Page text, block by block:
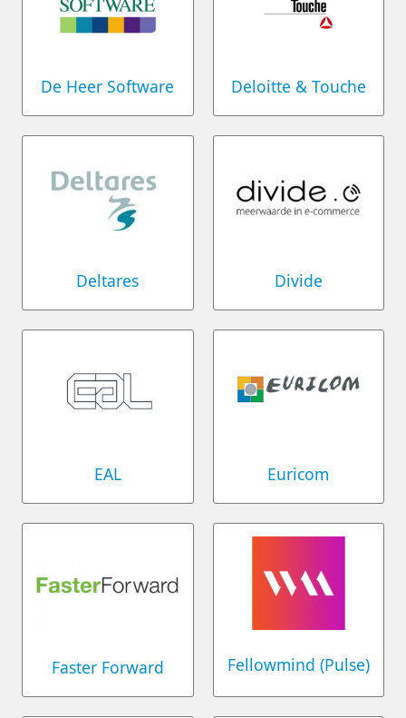
De Heer Software Deloitte & Touche
Deltares Divide
EAL Euricom
Faster Forward Fellowmind (Pulse)